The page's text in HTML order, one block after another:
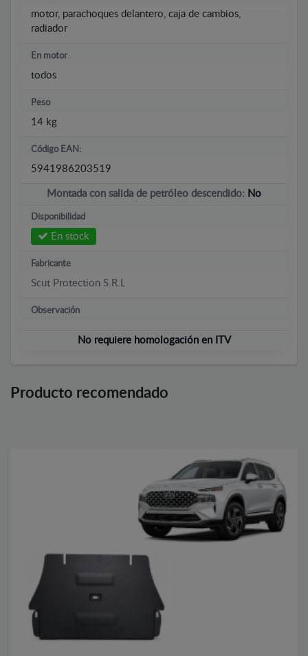
motor, parachoques delantero, caja de cambios,
radiador
En motor
todos
Peso
14 kg
Código EAN:
5941986203519
Montada con salida de petróleo descendido: No
Disponibilidad
En stock
Fabricante
Scut Protection S.R.L
Observación
No requiere homologación en ITV
Producto recomendado